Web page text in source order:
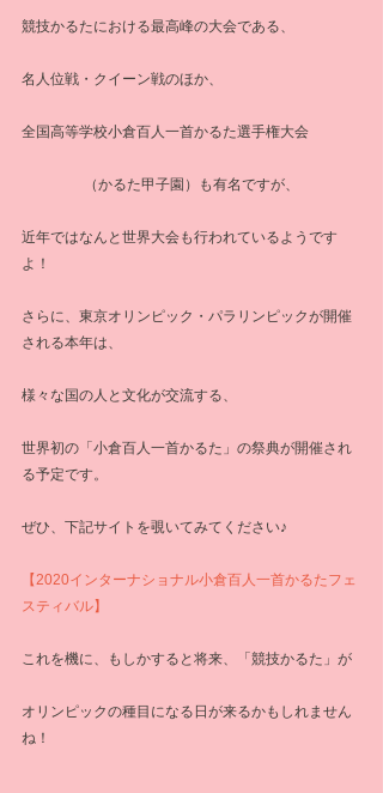
競技かるたにおける最高峰の大会である、
名人位戦・クイーン戦のほか、
全国高等学校小倉百人一首かるた選手権大会
（かるた甲子園）も有名ですが、
近年ではなんと世界大会も行われているようです
よ！
さらに、東京オリンピック・パラリンピックが開催
される本年は、
様々な国の人と文化が交流する、
世界初の「小倉百人一首かるた」の祭典が開催され
る予定です。
ぜひ、下記サイトを覗いてみてください♪
【2020インターナショナル小倉百人一首かるたフェ
スティバル】
これを機に、もしかすると将来、「競技かるた」が
オリンピックの種目になる日が来るかもしれません
ね！